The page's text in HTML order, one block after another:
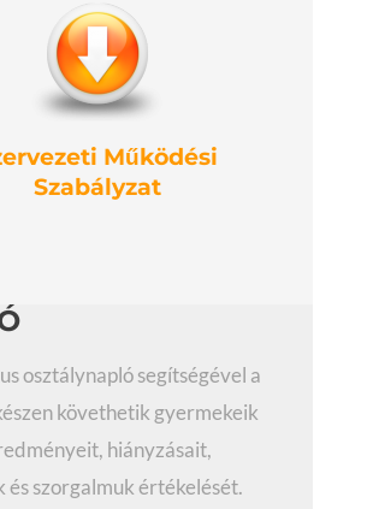
Működési
Szabályzat
osztálynapló segítségével a
követhetik gyermekeik
hiányzásait,
és szorgalmuk értékelését.